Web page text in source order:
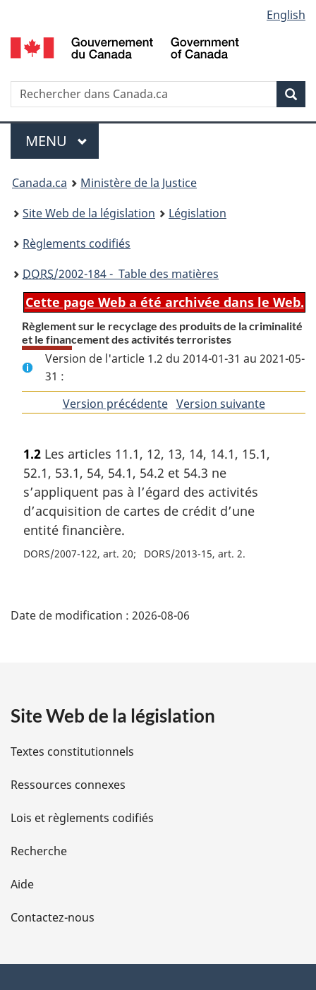
au
contenu
propos
de
la
HTML
simplifiée
selection
English
Recherche
Menu
MENU PRINCIPAL
You
are
here:
Canada.ca
Ministère de la Justice
Site Web de la législation
Législation
Règlements codifiés
DORS/2002-184 - Table des matières
Cette page Web a été archivée dans le Web.
Règlement sur le recyclage des produits de la criminalité
et le financement des activités terroristes
Version de l'article 1.2 du 2014-01-31 au 2021-05-
31 :
Version précédentedeVersion suivantede
1.2 Les articles 11.1, 12, 13, 14, 14.1, 15.1,
52.1, 53.1, 54, 54.1, 54.2 et 54.3 ne
s’appliquent pas à l’égard des activités
d’acquisition de cartes de crédit d’une
entité financière.
DORS/2007-122, art. 20 DORS/2013-15, art. 2
é
i
l
s
d
e
l
a
Date de modification : 2026-08-06
Site Web de la législation
Textes constitutionnels
Ressources connexes
Lois et règlements codifiés
Recherche
Aide
Contactez-nous